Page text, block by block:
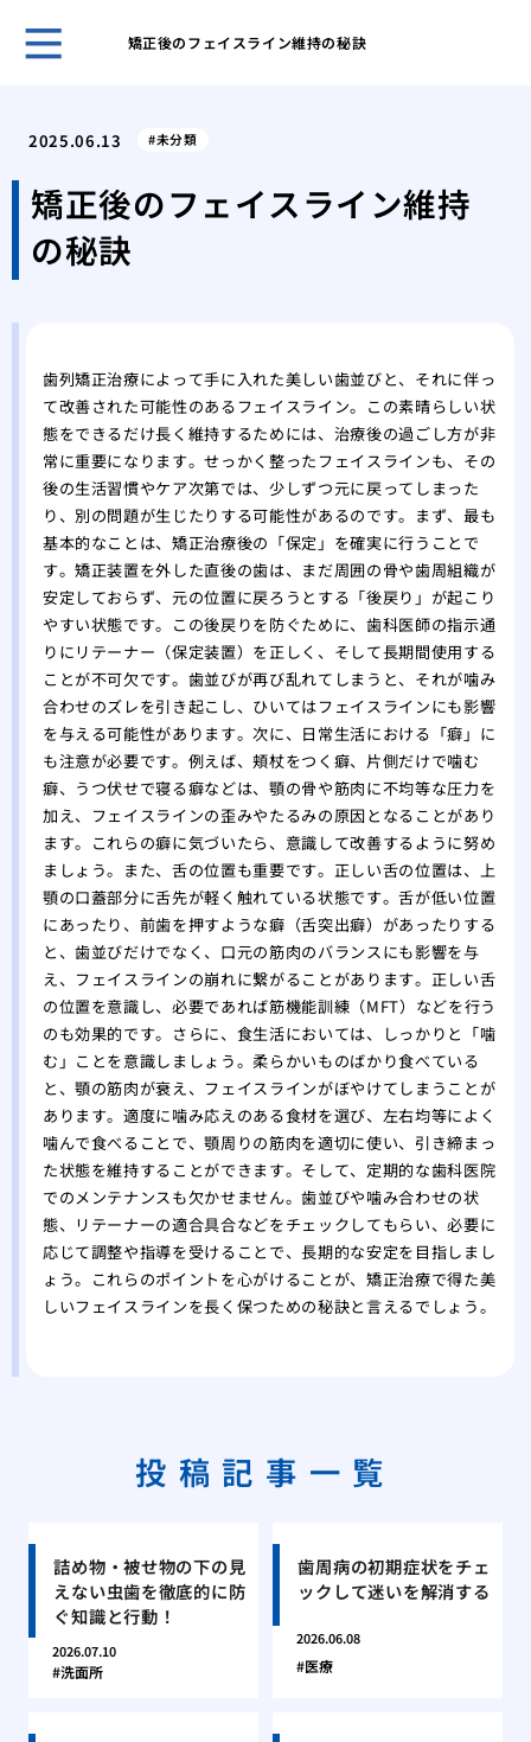
矯正後のフェイスライン維持の秘訣
の詳
2025.06.13 未分類
矯正後のフェイスライン維持
の秘訣
歯列矯正治療によって手に入れた美しい歯並びと、それに伴っ
て改善された可能性のあるフェイスライン。この素晴らしい状
態をできるだけ長く維持するためには、治療後の過ごし方が非
常に重要になります。せっかく整ったフェイスラインも、その
後の生活習慣やケア次第では、少しずつ元に戻ってしまった
り、別の問題が生じたりする可能性があるのです。まず、最も
基本的なことは、矯正治療後の「保定」を確実に行うことで
す。矯正装置を外した直後の歯は、まだ周囲の骨や歯周組織が
安定しておらず、元の位置に戻ろうとする「後戻り」が起こり
やすい状態です。この後戻りを防ぐために、歯科医師の指示通
りにリテーナー（保定装置）を正しく、そして長期間使用する
ことが不可欠です。歯並びが再び乱れてしまうと、それが噛み
合わせのズレを引き起こし、ひいてはフェイスラインにも影響
を与える可能性があります。次に、日常生活における「癖」に
も注意が必要です。例えば、頬杖をつく癖、片側だけで噛む
癖、うつ伏せで寝る癖などは、顎の骨や筋肉に不均等な圧力を
加え、フェイスラインの歪みやたるみの原因となることがあり
ます。これらの癖に気づいたら、意識して改善するように努め
ましょう。また、舌の位置も重要です。正しい舌の位置は、上
顎の口蓋部分に舌先が軽く触れている状態です。舌が低い位置
にあったり、前歯を押すような癖（舌突出癖）があったりする
と、歯並びだけでなく、口元の筋肉のバランスにも影響を与
え、フェイスラインの崩れに繋がることがあります。正しい舌
の位置を意識し、必要であれば筋機能訓練（MFT）などを行う
のも効果的です。さらに、食生活においては、しっかりと「噛
む」ことを意識しましょう。柔らかいものばかり食べている
と、顎の筋肉が衰え、フェイスラインがぼやけてしまうことが
あります。適度に噛み応えのある食材を選び、左右均等によく
噛んで食べることで、顎周りの筋肉を適切に使い、引き締まっ
た状態を維持することができます。そして、定期的な歯科医院
でのメンテナンスも欠かせません。歯並びや噛み合わせの状
態、リテーナーの適合具合などをチェックしてもらい、必要に
応じて調整や指導を受けることで、長期的な安定を目指しまし
ょう。これらのポイントを心がけることが、矯正治療で得た美
しいフェイスラインを長く保つための秘訣と言えるでしょう。
投稿記事一覧
詰め物・被せ物の下の見
えない虫歯を徹底的に防
ぐ知識と行動！
2026.07.10
洗面所
歯周病の初期症状をチェ
ックして迷いを解消する
2026.06.08
医療